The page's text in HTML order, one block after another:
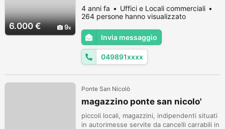
6.000 € 9
spogliatoio e docce di 180 mq PT e 180 mq
P1. Sup Coperta 1500 mq, laboratorio di
1300 mq, altezza 6.50 mt. Lotto di terreno
per complessivi 5200 mq con possibilità di
nuova edificazione/ampliamneto. Rif
GX156A Impianto di riscaldamento e c...
4 anni fa
Uffici e Locali commerciali
264 persone hanno visualizzato
Invia messaggio
049891xxxx
Ponte San Nicolò
magazzino ponte san nicolo'
piccoli locali, magazzini, indipendenti situati
in autorimesse servite da cancelli carrabili in